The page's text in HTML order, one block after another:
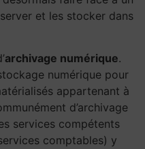
et les stocker dans
archivage numérique.
numérique pour
appartenant à
d’archivage
services compétents
comptables) y